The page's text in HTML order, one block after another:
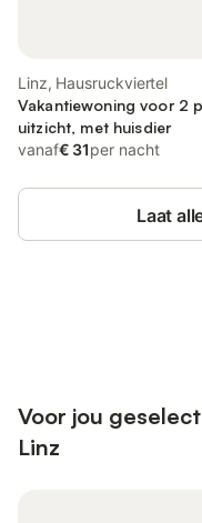
Linz, Hausruckviertel
Vakantiewoning voor 2
uitzicht, met huisdier
vanaf€ 31per nacht
Laat
Voor jou
Linz